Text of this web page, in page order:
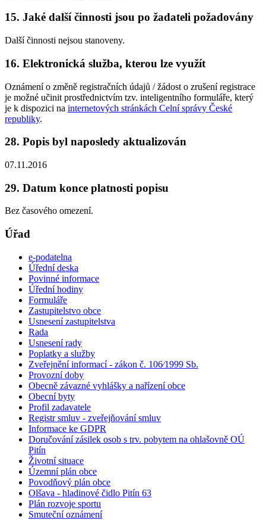
15. Jaké další činnosti jsou po žadateli požadovány
Další činnosti nejsou stanoveny.
16. Elektronická služba, kterou lze využít
Oznámení o změně registračních údajů / žádost o zrušení registrace
je možné učinit prostřednictvím tzv. inteligentního formuláře, který
je k dispozici na internetových stránkách Celní správy České
republiky.
28. Popis byl naposledy aktualizován
07.11.2016
29. Datum konce platnosti popisu
Bez časového omezení.
Úřad
e-podatelna
Úřední deska
Povinné informace
Úřední hodiny
Formuláře
Zastupitelstvo obce
Usnesení zastupitelstva
Rada
Usnesení rady
Poplatky a služby
Zveřejnění informací - zákon č. 106⁄1999 Sb.
Provozní doby
Obecně závazné vyhlášky a nařízení obce
Obecní byty
Profil zadavatele
Registr smluv - zveřejňování smluv
Informace ke GDPR
Doručování zásilek osob s trv. pobytem na ohlašovně OÚ
Pitín
Životní situace
Územní plán obce
Povodňový plán obce
Olšava - hladinové čidlo Pitín 63
Plán rozvoje sportu
Smuteční oznámení